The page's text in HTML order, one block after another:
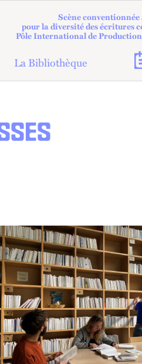
Scène
pour la diversité des écritures
Pôle International de
La Bibliothèque